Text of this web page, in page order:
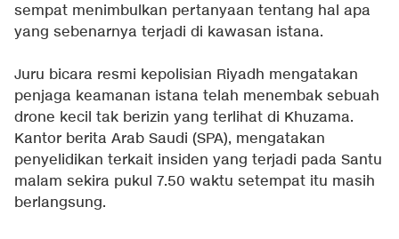
sempat menimbulkan pertanyaan tentang hal apa
yang sebenarnya terjadi di kawasan istana.
Juru bicara resmi kepolisian Riyadh mengatakan
penjaga keamanan istana telah menembak sebuah
drone kecil tak berizin yang terlihat di Khuzama.
Kantor berita Arab Saudi (SPA), mengatakan
penyelidikan terkait insiden yang terjadi pada Santu
malam sekira pukul 7.50 waktu setempat itu masih
berlangsung.